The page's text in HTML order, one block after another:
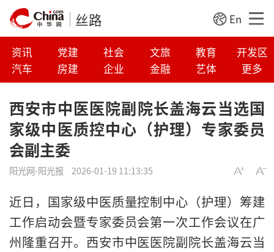
丝路 En
资讯 党建 社会 文旅 教育
开发区
汽车
房建 企业 金融 艺体 更多
西安市中医医院副院长盖海云当选国
家级中医质控中心（护理）专家委员
会副主委
阳光网-阳光报 2026-01-19 11:13:35
近日，国家级中医质量控制中心（护理）筹建
工作启动会暨专家委员会第一次工作会议在广
州隆重召开。西安市中医医院副院长盖海云当